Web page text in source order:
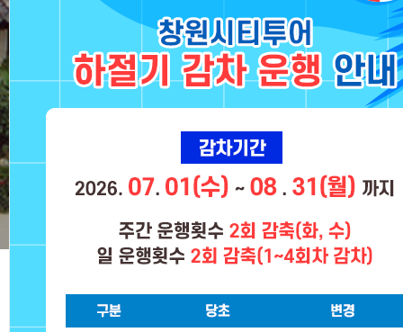
창원의 집
경상남도 창원시 의창구 사림동에 있는 전통가옥으로서,
조상들의 전통문화와 풍습을 되새겨 청소년의 산 교육장으로
활용하기 위해 새롭게 단장하였습니다
창원시티투어소개